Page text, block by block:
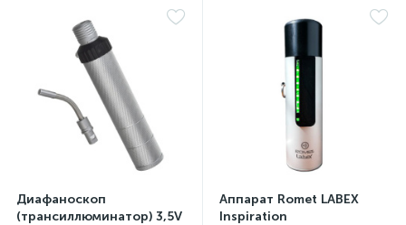
Диафаноскоп
(трансиллюминатор) 3,5V
Аппарат Romet LABEX
Inspiration